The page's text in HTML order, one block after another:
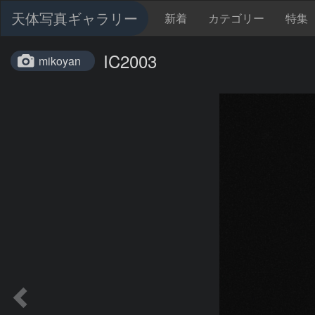
天体写真ギャラリー 新着 カテゴリー 特集
mikoyan IC2003